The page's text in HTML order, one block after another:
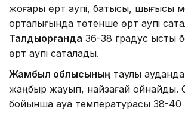
жоғары өрт қаупі, батысы, шығысы
орталығында төтенше өрт қаупі
Талдықорғанда 36-38 градус ыстық
өрт қаупі сақталады.
Жамбыл облысының таулы
жаңбыр жауып, найзағай ойнайды.
бойынша ауа температурасы 38-40